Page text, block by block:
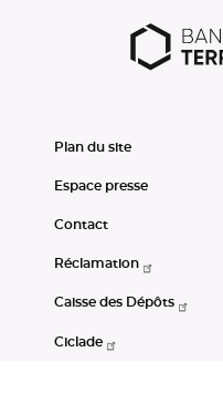
Plan du site
Espace presse
Contact
Réclamation
Caisse des Dépôts
Ciclade